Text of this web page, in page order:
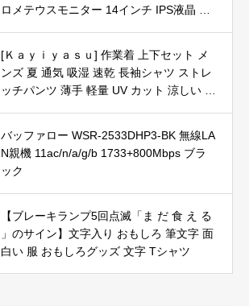
ロメテウスモニター 14インチ IPS液晶 視
[Ｋａｙｉｙａｓｕ] 作業着 上下セット メ
ンズ 夏 通気 吸湿 速乾 長袖シャツ ストレ
ッチパンツ 薄手 軽量 UV カット 涼しい ゆ
バッファロー WSR-2533DHP3-BK 無線LA
N親機 11ac/n/a/g/b 1733+800Mbps ブラ
ック
【ブレーキランプ5回点滅「ま だ 食 え る
」のサイン】文字入り おもしろ 筆文字 面
白い 服 おもしろグッズ 文字 Tシャツ